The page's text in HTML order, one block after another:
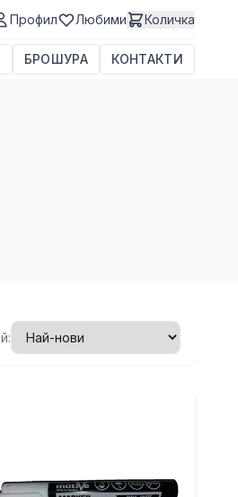
Профил Любими Количка
БРОШУРА КОНТАКТИ